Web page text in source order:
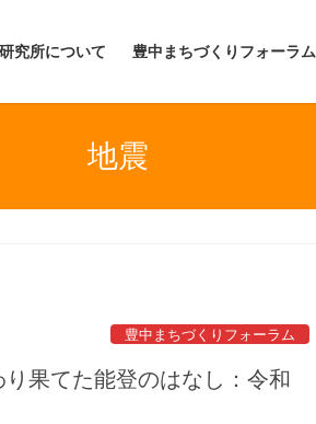
研究所について 豊中まちづくりフォーラム
地震
豊中まちづくりフォーラム
果てた能登のはなし：令和